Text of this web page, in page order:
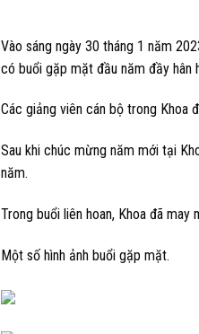
Vào sáng ngày 30 tháng 1 năm
có buổi gặp mặt đầu năm đầy hân
Các giảng viên cán bộ trong Khoa
Sau khi chúc mừng năm mới tại
năm.
Trong buổi liên hoan, Khoa đã
Một số hình ảnh buổi gặp mặt.